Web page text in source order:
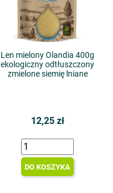
Len mielony Olandia 400g
ekologiczny odtłuszczony
zmielone siemię lniane
12,25 zł
DO KOSZYKA